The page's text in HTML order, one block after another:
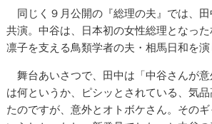
同じく９月公開の『総理の夫』では、
共演。中谷は、日本初の女性総理となっ
凛子を支える鳥類学者の夫・相馬日和を演
舞台あいさつで、田中は「中谷さんが
は何というか、ピシッとされている、気
たのですが、意外とオトボケさん。その